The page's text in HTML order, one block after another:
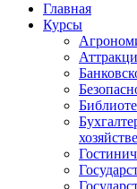
Главная
Курсы